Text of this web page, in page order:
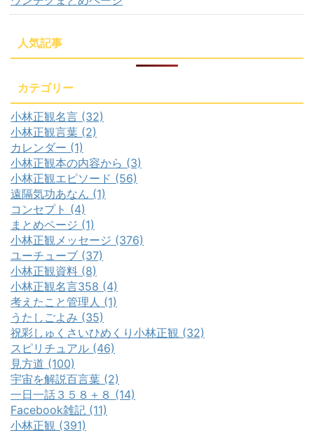
人気記事
カテゴリー
小林正観名言 (32)
小林正観言葉 (2)
カレンダー (1)
小林正観本の内容から (3)
小林正観エピソード (56)
遠隔気功あなん (1)
コンセプト (4)
まとめページ (1)
小林正観メッセージ (376)
ユーチューブ (37)
小林正観資料 (8)
小林正観名言358 (4)
考えたこと管理人 (1)
うたしごよみ (35)
祝彩しゅくさいひめくり小林正観 (32)
スピリチュアル (46)
見方道 (100)
宇宙を解説百言葉 (2)
一日一話３５８＋８ (14)
Facebook雑記 (11)
小林正観 (391)